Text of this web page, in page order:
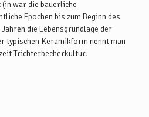
den Weg, an der Sandkuhle
geht es geradeaus in einen
folgen, bis Sie das
erreichen.
war die bäuerliche
Epochen bis zum Beginn des
die Lebensgrundlage der
typischen Keramikform nennt man
Trichterbecherkultur.